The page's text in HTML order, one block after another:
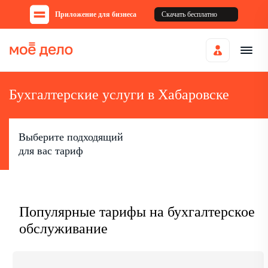
Приложение для бизнеса Скачать бесплатно
Бухгалтерские услуги в Хабаровске
Выберите подходящий
для вас тариф
Популярные тарифы на бухгалтерское
обслуживание